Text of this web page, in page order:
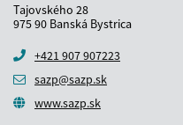
Tajovského 28
975 90 Banská Bystrica
+421 907 907223
sazp@sazp.sk
www.sazp.sk